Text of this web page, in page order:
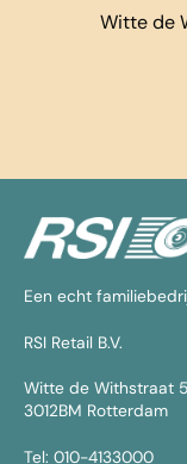
Witte de
Een echt
RSI Retail B.V.
Witte de Withstraat
3012BM Rotterdam
Tel: 010-4133000